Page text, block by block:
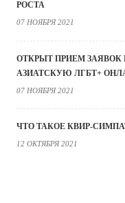
РОСТА
07 НОЯБРЯ 2021
ОТКРЫТ ПРИЕМ ЗАЯВОК
АЗИАТСКУЮ ЛГБТ+
07 НОЯБРЯ 2021
ЧТО ТАКОЕ КВИР-
12 ОКТЯБРЯ 2021